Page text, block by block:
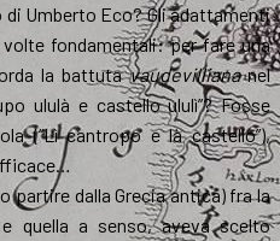
Umberto Eco? Gli adattamenti
volte fondamentali: per fare una
la battutavaudevilliananel
ululà e castello ululì”? Fosse
(“Lì cantropo e là castello”),
partire dalla Grecia antica) fra la
quella a senso, aveva scelto